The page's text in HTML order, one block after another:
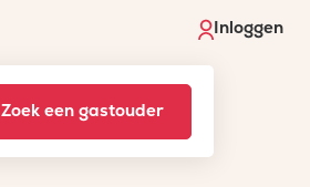
Inloggen
Zoek een gastouder